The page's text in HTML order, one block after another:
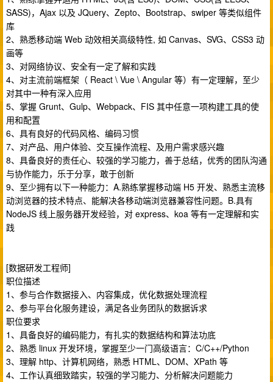
SASS)，Ajax 以及 JQuery、Zepto、Bootstrap、swiper 等类似组件
库
2、熟悉移动端 Web 动效相关高级特性, 如 Canvas、SVG、CSS3 动
画等
3、对网络协议、安全有一定了解和实践
4、对主流前端框架（ React \ Vue \ Angular 等）有一定理解，至少
对其中一种有深入应用
5、掌握 Grunt、Gulp、Webpack、FIS 其中任意一项构建工具的使
用和配置
6、具有良好的代码风格、编码习惯
7、对产品、用户体验、交互操作流程、及用户需求感兴趣
8、具备良好的责任心、较强的学习能力，善于总结，优秀的团队沟通
与协作能力，乐于分享，敢于创新
9、至少拥有以下一种能力：A.熟练掌握移动端 H5 开发、熟悉主流移
动浏览器的技术特点、能解决各移动端浏览器兼容性问题。B.具有
NodeJS 线上服务器开发经验，对 express、koa 等有一定理解和实
践
[数据研发工程师]
职位描述
1、参与合作数据接入、内容集成，优化数据处理流程
2、参与平台化服务建设，满足各业务团队的数据诉求
职位要求
1、具备良好的编码能力，有扎实的数据结构和算法功底
2、熟悉 linux 开发环境，掌握至少一门高级语言：C/C++/Python
3、理解 http、计算机网络，熟悉 HTML、DOM、XPath 等
4、工作认真细致踏实，较强的学习能力、分析解决问题能力